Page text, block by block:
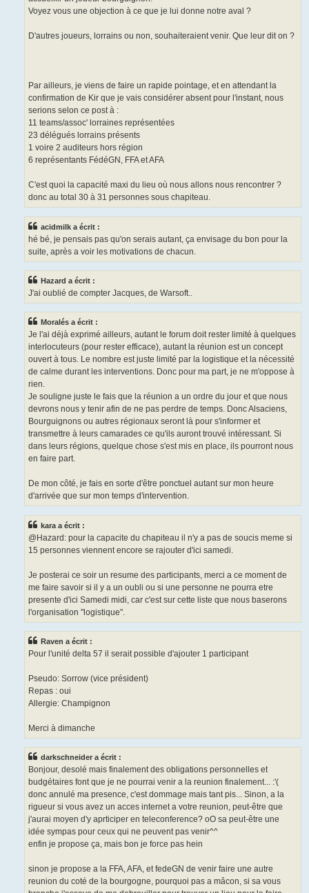
Voyez vous une objection à ce que je lui donne notre aval ?
D'autres joueurs, lorrains ou non, souhaiteraient venir. Que leur dit on ?
Par ailleurs, je viens de faire un rapide pointage, et en attendant la
confirmation de Kir que je vais considérer absent pour l'instant, nous
serions selon ce post à :
11 teams/assoc' lorraines représentées
23 délégués lorrains présents
1 voire 2 auditeurs hors région
6 représentants FédéGN, FFA et AFA
C'est quoi la capacité maxi du lieu où nous allons nous rencontrer ?
donc au total 30 à 31 personnes sous chapiteau.
acidmilk a écrit :
hé bé, je pensais pas qu'on serais autant, ça envisage du bon pour la
suite, après a voir les motivations de chacun.
Hazard a écrit :
J'ai oublié de compter Jacques, de Warsoft..
Moralés a écrit :
Je l'ai déjà exprimé ailleurs, autant le forum doit rester limité à quelques
interlocuteurs (pour rester efficace), autant la réunion est un concept
ouvert à tous. Le nombre est juste limité par la logistique et la nécessité
de calme durant les interventions. Donc pour ma part, je ne m'oppose à
rien.
Je souligne juste le fais que la réunion a un ordre du jour et que nous
devrons nous y tenir afin de ne pas perdre de temps. Donc Alsaciens,
Bourguignons ou autres régionaux seront là pour s'informer et
transmettre à leurs camarades ce qu'ils auront trouvé intéressant. Si
dans leurs régions, quelque chose s'est mis en place, ils pourront nous
en faire part.
De mon côté, je fais en sorte d'être ponctuel autant sur mon heure
d'arrivée que sur mon temps d'intervention.
kara a écrit :
@Hazard: pour la capacite du chapiteau il n'y a pas de soucis meme si
15 personnes viennent encore se rajouter d'ici samedi.
Je posterai ce soir un resume des participants, merci a ce moment de
me faire savoir si il y a un oubli ou si une personne ne pourra etre
presente d'ici Samedi midi, car c'est sur cette liste que nous baserons
l'organisation "logistique".
Raven a écrit :
Pour l'unité delta 57 il serait possible d'ajouter 1 participant
Pseudo: Sorrow (vice président)
Repas : oui
Allergie: Champignon
Merci à dimanche
darkschneider a écrit :
Bonjour, desolé mais finalement des obligations personnelles et
budgétaires font que je ne pourrai venir a la reunion finalement... :'(
donc annulé ma presence, c'est dommage mais tant pis... Sinon, a la
rigueur si vous avez un acces internet a votre reunion, peut-être que
j'aurai moyen d'y aprticiper en teleconference? oO sa peut-être une
idée sympas pour ceux qui ne peuvent pas venir^^
enfin je propose ça, mais bon je force pas hein
sinon je propose a la FFA, AFA, et fedeGN de venir faire une autre
reunion du coté de la bourgogne, pourquoi pas a mâcon, si sa vous